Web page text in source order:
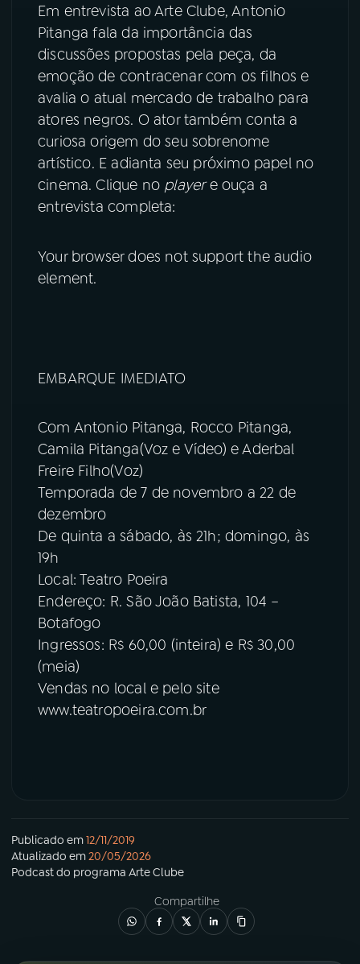
Em entrevista ao Arte Clube, Antonio
Pitanga fala da importância das
discussões propostas pela peça, da
emoção de contracenar com os filhos e
avalia o atual mercado de trabalho para
atores negros. O ator também conta a
curiosa origem do seu sobrenome
artístico. E adianta seu próximo papel no
cinema. Clique no playere ouça a
entrevista completa:
Your browser does not support the audio
element.
EMBARQUE IMEDIATO
Com Antonio Pitanga, Rocco Pitanga,
Camila Pitanga(Voz e Vídeo) e Aderbal
Freire Filho(Voz)
Temporada de 7 de novembro a 22 de
dezembro
De quinta a sábado, às 21h; domingo, às
19h
Local: Teatro Poeira
Endereço: R. São João Batista, 104 –
Botafogo
Ingressos: R$ 60,00 (inteira) e R$ 30,00
(meia)
Vendas no local e pelo site
www.teatropoeira.com.br
Publicado em12/11/2019
Atualizado em20/05/2026
Podcastdo programa Arte Clube
Compartilhe